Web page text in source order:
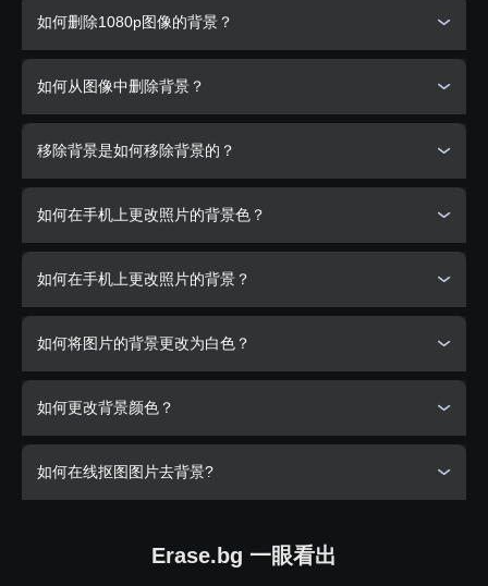
是的，你可以完全免费地使用Erase.bg移除高分辨率(hd)图像
的背景。下载没有背景的高分辨率图像是不收费的。
如何删除1080p图像的背景？
要自动删除背景，请单击“上传图像”按钮。您可以拖动或选择
图像以从中删除背景。
单击“下载原始大小”按钮以下载已删除背景的图像的原始大
如何从图像中删除背景？
从图像中移除背景时，Erase.bg是一个很好的工具。执行此操
作的步骤说明如下：
也可以使用拖放功能来上传图像。
第二步：当你的图片上传时，你的屏幕上会弹出一条信息，
“正在上传图片，请稍候……”当它上传完成时，你会看到一条
信息说，“正在处理图片，请稍候……”
第三步：几秒钟后，你会得到一个背景被移除的图像，如果
你想对背景做一些改变，使用右上角的编辑选项。
移除背景是如何移除背景的？
Remove bg背后的杰出的开发者们开发了一种解决方案，与
其他消耗大量时间并需要技术技能的背景移除和编辑工具相
比，它可以使用人工智能在几秒钟内帮助移除或编辑图像的背
如何在手机上更改照片的背景色？
当谈到在手机上改变照片的背景颜色时，你可以使用Erase.bg
的移动应用程序在几秒钟内完成。执行此操作的步骤如下
于iOS）下载Erase.bg应用程序。现在，使用上传图像选项上
传图像。
第二步：等待几秒钟，当你的图片上传时，Erase.bg的人工
智能将开始移除背景。当这种情况发生时，您会在屏幕上看
到一条消息，“正在处理图像，请稍候…”
第三步：在两到三秒钟内，你会得到一个背景被移除的图
第五步：点击下载图片选项下载图片。
如何在手机上更改照片的背景？
为了使用手机更改图像的背景，下面是如何使用Erase.bg：
第一步：如果你使用的是iOS设备，去往AppStore，如果你
下载Erase.bg的应用程序。
第二步：点击上传图片按钮上传你想要改变的图片。
第三步：现在，等待几秒钟，因为Erase.bg的人工智能会从
第五步：点击下载图片选项保存你的图片。
如何将图片的背景更改为白色？
用Erase.bg改变图像的背景为白色是一件值得几秒钟的差事。
工作原理如下：
设备上获取）或前往他们的网站。
第三步：等待几秒钟，你的图像上传，当它上传时，人工智
如何更改背景颜色？
当您需要更改图像的背景颜色时，您可以使用Erase.bg来完
成，而无需应用任何技术技能或投入大量时间。执行此操作的
步骤如下：
第一步：从PlayStore或AppStore下载Erase.bg应用程序，或
者访问Erase.bg的网站。
如何在线抠图图片去背景?
步骤1: 访问Erase.bg网站。Erase.bg 一眼看出